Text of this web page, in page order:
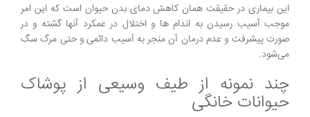
این بیماری در حقیقت همان کاهش دمای بدن حیوان است که این امر
موجب آسیب رسیدن به اندام‌ ها و اختلال در عمکرد آنها گشته و در
صورت پیشرفت و عدم درمان آن منجر به آسیب دائمی و حتی مرگ سگ
می‌شود.
چند نمونه از طیف وسیعی از پوشاک
حیوانات خانگی